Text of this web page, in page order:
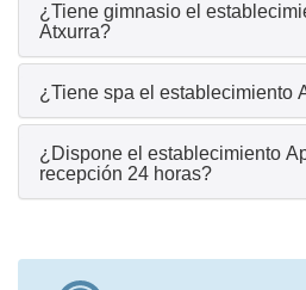
¿Tiene gimnasio el
Atxurra?
¿Tiene spa el establecimiento
¿Dispone el establecimiento
recepción 24 horas?